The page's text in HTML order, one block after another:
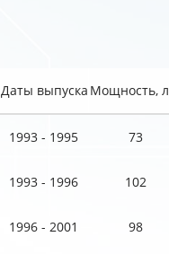
Даты выпуска Мощность,
1993 - 1995 73
1993 - 1996 102
1996 - 2001 98